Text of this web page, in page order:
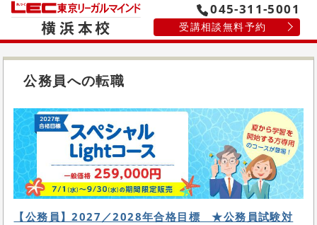
045-311-5001
受講相談無料予約
公務員への転職
【公務員】2027／2028年合格目標 ★公務員試験対